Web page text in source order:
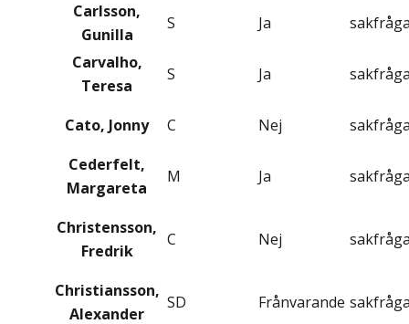
Carlsson,
Gunilla
S Ja
Carvalho,
Teresa
S Ja
Cato, Jonny C Nej
Cederfelt,
Margareta
M Ja
Christensson,
Fredrik
C Nej
Christiansson,
Alexander
SD Frånvarande